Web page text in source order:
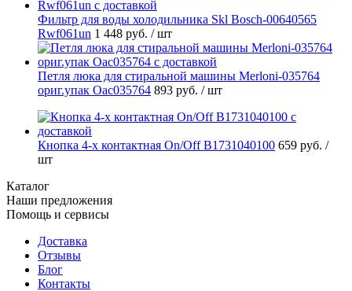
Фильтр для воды холодильника Skl Bosch-00640565
Rwf061un 1 448 руб. / шт
Петля люка для стиральной машины Merloni-035764
ориг.упак Oac035764 893 руб. / шт
Кнопка 4-х контактная On/Off B1731040100 659 руб. /
шт
Каталог
Наши предложения
Помощь и сервисы
Доставка
Отзывы
Блог
Контакты